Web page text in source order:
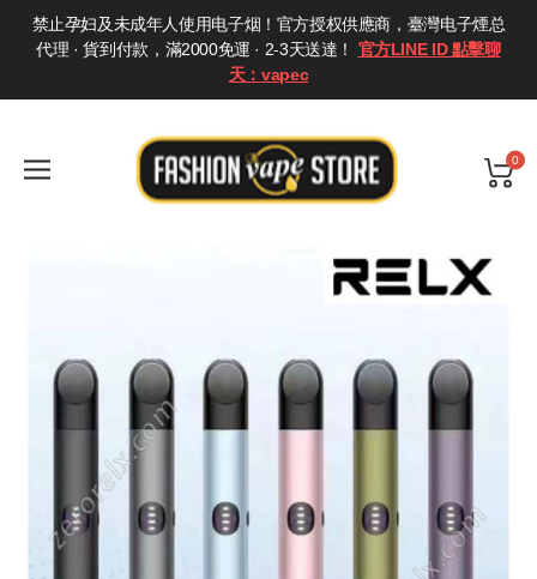
禁止孕妇及未成年人使用电子烟！官方授权供應商，臺灣电子煙总
代理 · 貨到付款，滿2000免運 · 2-3天送達！ 官方LINE ID 點擊聊
天：vapec
0